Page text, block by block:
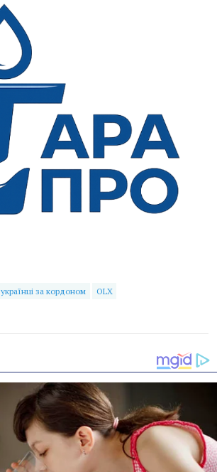
українці за кордоном OLX